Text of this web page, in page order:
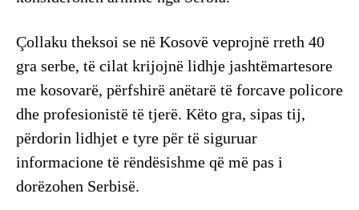
Çollaku theksoi se në Kosovë veprojnë rreth 40
gra serbe, të cilat krijojnë lidhje jashtëmartesore
me kosovarë, përfshirë anëtarë të forcave policore
dhe profesionistë të tjerë. Këto gra, sipas tij,
përdorin lidhjet e tyre për të siguruar
informacione të rëndësishme që më pas i
dorëzohen Serbisë.